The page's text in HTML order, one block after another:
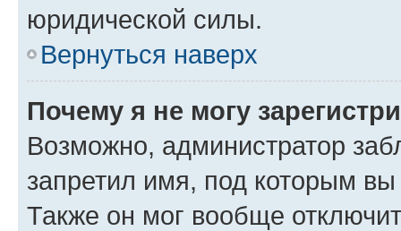
юридической силы.
Вернуться наверх
Почему я не могу
Возможно, администратор
запретил имя, под которым вы
Также он мог вообще